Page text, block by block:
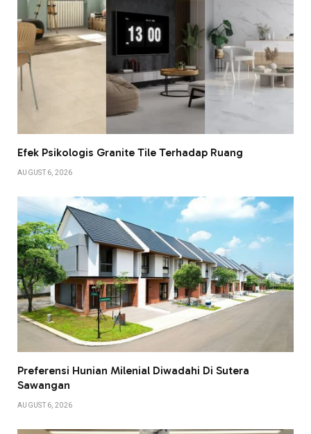
Efek Psikologis Granite Tile Terhadap Ruang
AUGUST 6, 2026
Preferensi Hunian Milenial Diwadahi Di Sutera
Sawangan
AUGUST 6, 2026